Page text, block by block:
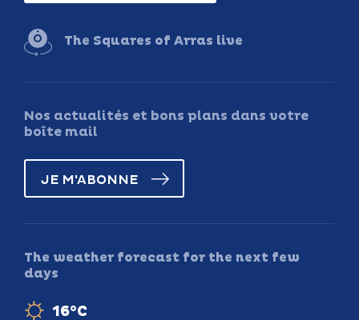
The Squares of Arras live
Nos actualités et bons plans dans votre
boîte mail
JE M'ABONNE
The weather forecast for the next few
days
16°C